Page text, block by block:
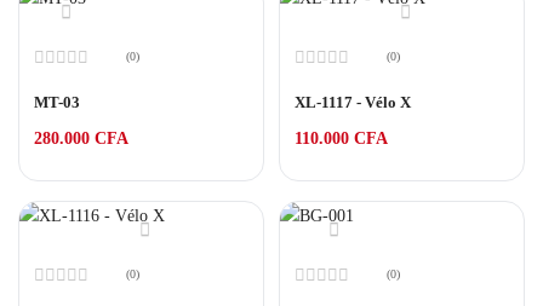
0
5
(0)
MT-03
280.000 CFA
0
5
(0)
XL-1117 - Vélo X
110.000 CFA
(0) (0)